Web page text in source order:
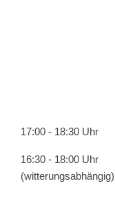
17:00 - 18:30 Uhr
16:30 - 18:00 Uhr
(witterungsabhängig)